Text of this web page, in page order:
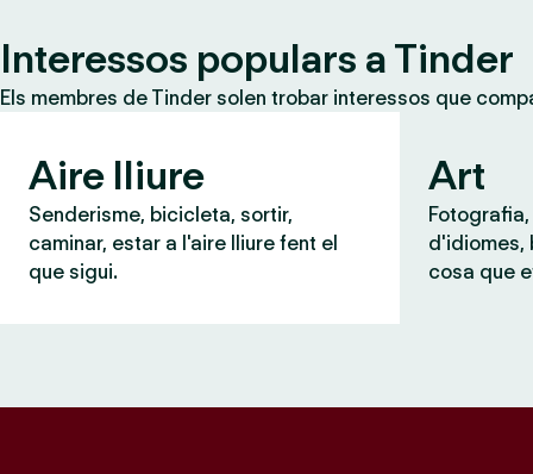
Interessos populars a Tinder
Els membres de Tinder solen trobar interessos que
Aire lliure
Senderisme, bicicleta, sortir,
caminar, estar a l'aire lliure fent el
que sigui.
Art
d'idiomes,
cosa que